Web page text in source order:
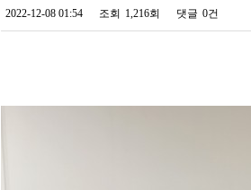
2022-12-08 01:54 조회 1,216회 댓글 0건